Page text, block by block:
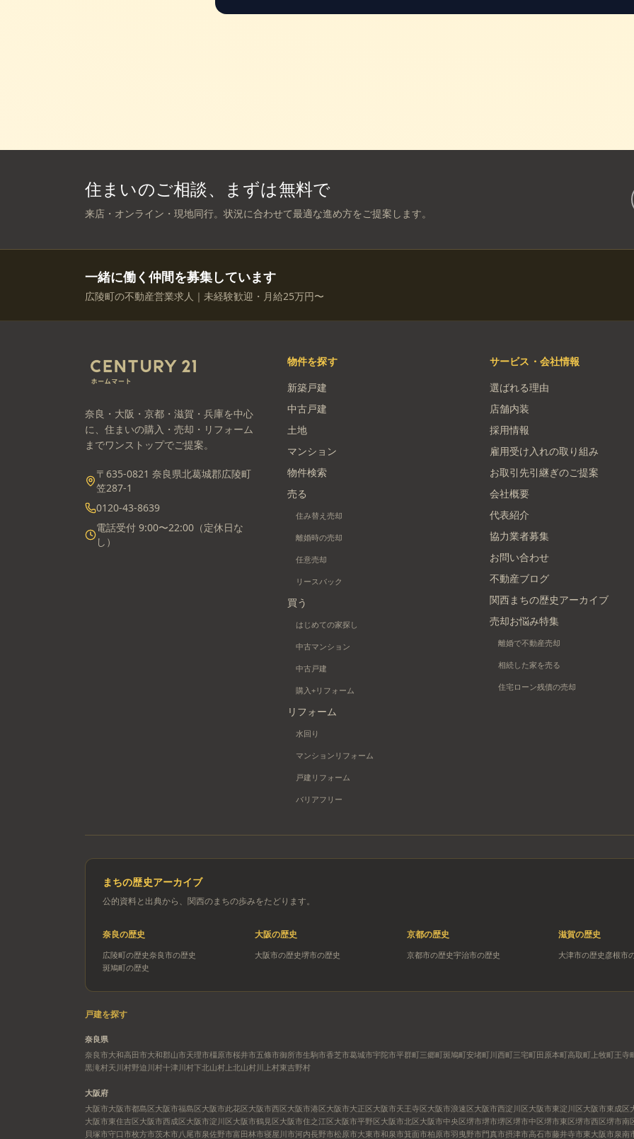
住まいのご相談、まずは無料で
来店・オンライン・現地同行。状況に合わせて最適な進め方をご提案します。
一緒に働く仲間を募集しています
広陵町の不動産営業求人｜未経験歓迎・月給25万円〜
奈良・大阪・京都・滋賀・兵庫を中心
に、住まいの購入・売却・リフォーム
までワンストップでご提案。
〒635-0821 奈良県北葛城郡広陵町
笠287-1
0120-43-8639
電話受付 9:00〜22:00（定休日な
し）
物件を探す
新築戸建
中古戸建
土地
マンション
物件検索
売る
住み替え売却
離婚時の売却
任意売却
リースバック
買う
はじめての家探し
中古マンション
中古戸建
購入+リフォーム
リフォーム
水回り
マンションリフォーム
戸建リフォーム
バリアフリー
サービス・会社情報
選ばれる理由
店舗内装
採用情報
雇用受け入れの取り組み
お取引先引継ぎのご提案
会社概要
代表紹介
協力業者募集
お問い合わせ
不動産ブログ
関西まちの歴史アーカイブ
売却お悩み特集
離婚で不動産売却
相続した家を売る
住宅ローン残債の売却
まちの歴史アーカイブ
公的資料と出典から、関西のまちの歩みをたどります。
奈良の歴史
広陵町の歴史奈良市の歴史
斑鳩町の歴史
大阪の歴史
大阪市の歴史堺市の歴史
京都の歴史
京都市の歴史宇治市の歴史
滋賀の歴史
大津市の歴史 彦根市
戸建を探す
奈良県
奈良市大和高田市大和郡山市天理市橿原市桜井市五條市御所市生駒市香芝市葛城市宇陀市平群町三郷町斑鳩町安堵町川西町三宅町田原本町高取町 上牧町王寺
黒滝村天川村野迫川村十津川村下北山村 上北山村川上村東吉野村
大阪府
大阪市大阪市都島区大阪市福島区大阪市此花区大阪市西区大阪市港区大阪市大正区大阪市天王寺区大阪市浪速区大阪市西淀川区大阪市東淀川区大阪市東成区
大阪市東住吉区大阪市西成区大阪市淀川区大阪市鶴見区大阪市住之江区大阪市平野区大阪市北区大阪市中央区堺市堺市堺区堺市中区堺市東区堺市西区堺市南
貝塚市守口市枚方市茨木市八尾市泉佐野市富田林市寝屋川市河内長野市松原市大東市和泉市箕面市柏原市羽曳野市門真市摂津市高石市藤井寺市東大阪市泉南